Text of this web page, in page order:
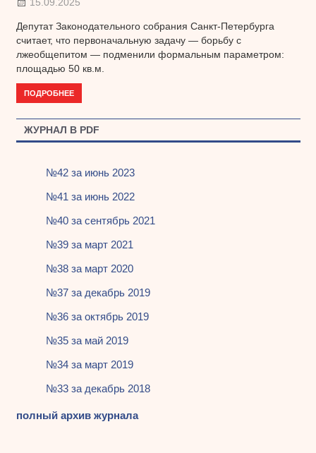
15.09.2025
Депутат Законодательного собрания Санкт-Петербурга
считает, что первоначальную задачу — борьбу с
лжеобщепитом — подменили формальным параметром:
площадью 50 кв.м.
ПОДРОБНЕЕ
ЖУРНАЛ В PDF
№42 за июнь 2023
№41 за июнь 2022
№40 за сентябрь 2021
№39 за март 2021
№38 за март 2020
№37 за декабрь 2019
№36 за октябрь 2019
№35 за май 2019
№34 за март 2019
№33 за декабрь 2018
полный архив журнала